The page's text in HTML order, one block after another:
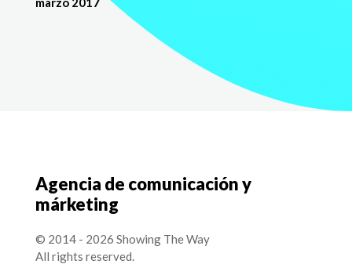
Agencia de comunicación y
márketing
© 2014 - 2026 Showing The Way
All rights reserved.